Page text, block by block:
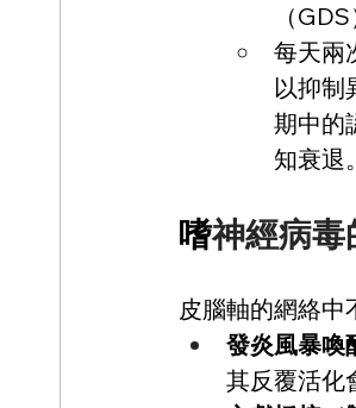
（
每天兩
以抑制
期中的
知衰退。
嗜神經病
皮腦軸的網絡中
發炎風暴喚
其反覆活化